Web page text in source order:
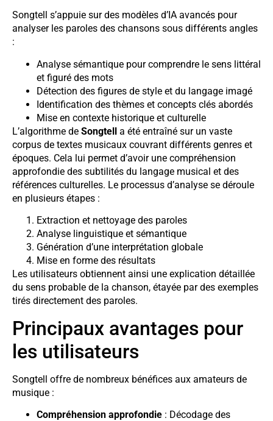
Songtell s’appuie sur des modèles d’IA avancés pour
analyser les paroles des chansons sous différents angles
:
Analyse sémantique pour comprendre le sens littéral
et figuré des mots
Détection des figures de style et du langage imagé
Identification des thèmes et concepts clés abordés
Mise en contexte historique et culturelle
L’algorithme de Songtell a été entraîné sur un vaste
corpus de textes musicaux couvrant différents genres et
époques. Cela lui permet d’avoir une compréhension
approfondie des subtilités du langage musical et des
références culturelles. Le processus d’analyse se déroule
en plusieurs étapes :
Extraction et nettoyage des paroles
Analyse linguistique et sémantique
Génération d’une interprétation globale
Mise en forme des résultats
Les utilisateurs obtiennent ainsi une explication détaillée
du sens probable de la chanson, étayée par des exemples
tirés directement des paroles.
Principaux avantages pour
les utilisateurs
Songtell offre de nombreux bénéfices aux amateurs de
musique :
Compréhension approfondie : Décodage des